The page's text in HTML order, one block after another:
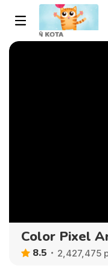
Color Pixel
8.5 2,427,475